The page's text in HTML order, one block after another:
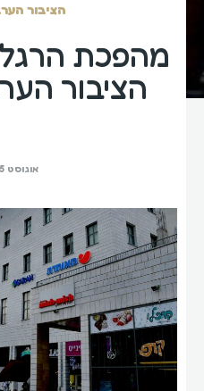
הציבור
מהפכת
הציבור
אוגוסט 5, 2024